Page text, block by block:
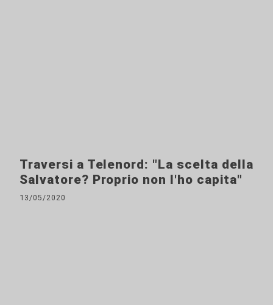
Traversi a Telenord: "La scelta della
Salvatore? Proprio non l'ho capita"
13/05/2020